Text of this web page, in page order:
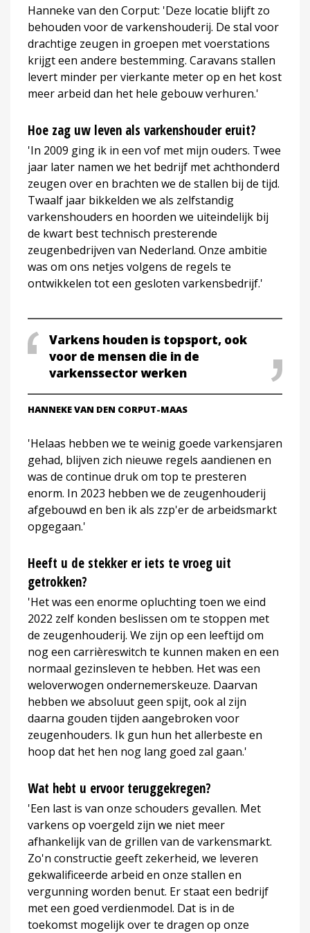
Hanneke van den Corput: 'Deze locatie blijft zo
behouden voor de varkenshouderij. De stal voor
drachtige zeugen in groepen met voerstations
krijgt een andere bestemming. Caravans stallen
levert minder per vierkante meter op en het kost
meer arbeid dan het hele gebouw verhuren.'
Hoe zag uw leven als varkenshouder eruit?
'In 2009 ging ik in een vof met mijn ouders. Twee
jaar later namen we het bedrijf met achthonderd
zeugen over en brachten we de stallen bij de tijd.
Twaalf jaar bikkelden we als zelfstandig
varkenshouders en hoorden we uiteindelijk bij
de kwart best technisch presterende
zeugenbedrijven van Nederland. Onze ambitie
was om ons netjes volgens de regels te
ontwikkelen tot een gesloten varkensbedrijf.'
Varkens houden is topsport, ook
voor de mensen die in de
varkenssector werken
HANNEKE VAN DEN CORPUT-MAAS
'Helaas hebben we te weinig goede varkensjaren
gehad, blijven zich nieuwe regels aandienen en
was de continue druk om top te presteren
enorm. In 2023 hebben we de zeugenhouderij
afgebouwd en ben ik als zzp'er de arbeidsmarkt
opgegaan.'
Heeft u de stekker er iets te vroeg uit
getrokken?
'Het was een enorme opluchting toen we eind
2022 zelf konden beslissen om te stoppen met
de zeugenhouderij. We zijn op een leeftijd om
nog een carrièreswitch te kunnen maken en een
normaal gezinsleven te hebben. Het was een
weloverwogen ondernemerskeuze. Daarvan
hebben we absoluut geen spijt, ook al zijn
daarna gouden tijden aangebroken voor
zeugenhouders. Ik gun hun het allerbeste en
hoop dat het hen nog lang goed zal gaan.'
Wat hebt u ervoor teruggekregen?
'Een last is van onze schouders gevallen. Met
varkens op voergeld zijn we niet meer
afhankelijk van de grillen van de varkensmarkt.
Zo'n constructie geeft zekerheid, we leveren
gekwalificeerde arbeid en onze stallen en
vergunning worden benut. Er staat een bedrijf
met een goed verdienmodel. Dat is in de
toekomst mogelijk over te dragen op onze